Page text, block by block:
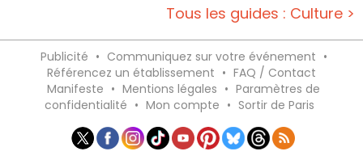
Tous les guides : Culture >
Publicité • Communiquez sur votre événement •
Référencez un établissement • FAQ / Contact
Manifeste • Mentions légales • Paramètres de
confidentialité • Mon compte • Sortir de Paris